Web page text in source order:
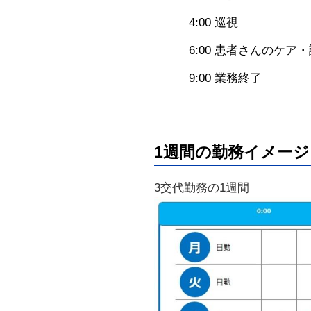
4:00 巡視
6:00 患者さんのケア
9:00 業務終了
1週間の勤務イメージ
3交代勤務の1週間